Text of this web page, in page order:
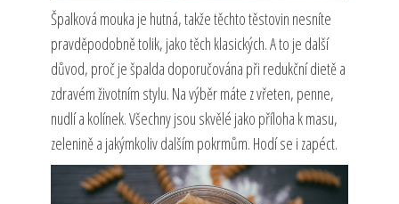
Špalková mouka je hutná, takže těchto těstovin nesníte
pravděpodobně tolik, jako těch klasických. A to je další
důvod, proč je špalda doporučována při redukční dietě a
zdravém životním stylu. Na výběr máte z vřeten, penne,
nudlí a kolínek. Všechny jsou skvělé jako příloha k masu,
zelenině a jakýmkoliv dalším pokrmům. Hodí se i zapéct.